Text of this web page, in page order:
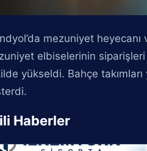
mezuniyet heyecanı
elbiselerinin
yükseldi. Bahçe
Haberler